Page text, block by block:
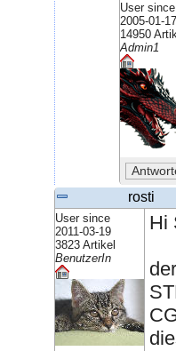
User since
2005-01-17
14950
Admin1
rosti
User since
2011-03-19
3823 Artikel
BenutzerIn
Hi